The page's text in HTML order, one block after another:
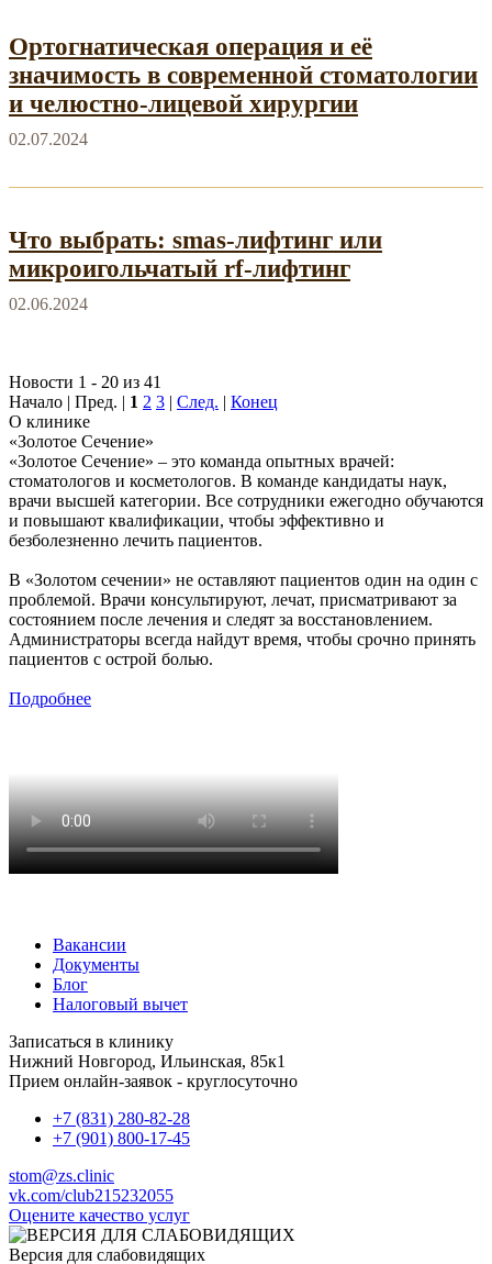
Ортогнатическая операция и её
значимость в современной стоматологии
и челюстно-лицевой хирургии
02.07.2024
Что выбрать: smas-лифтинг или
микроигольчатый rf-лифтинг
02.06.2024
Новости 1 - 20 из 41
Начало | Пред. | 1 2 3 | След. | Конец
О клинике
«Золотое Сечение»
«Золотое Сечение» – это команда опытных врачей:
стоматологов и косметологов. В команде кандидаты наук,
врачи высшей категории. Все сотрудники ежегодно обучаются
и повышают квалификации, чтобы эффективно и
безболезненно лечить пациентов.
В «Золотом сечении» не оставляют пациентов один на один с
проблемой. Врачи консультируют, лечат, присматривают за
состоянием после лечения и следят за восстановлением.
Администраторы всегда найдут время, чтобы срочно принять
пациентов с острой болью.
Подробнее
Вакансии
Документы
Блог
Налоговый вычет
Записаться в клинику
Нижний Новгород, Ильинская, 85к1
Прием онлайн-заявок - круглосуточно
+7 (831) 280-82-28
+7 (901) 800-17-45
stom@zs.clinic
vk.com/club215232055
Оцените качество услуг
Версия для слабовидящих